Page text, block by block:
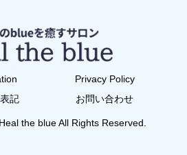
Privacy Policy
記
お問い合わせ
the blue All Rights Reserved.